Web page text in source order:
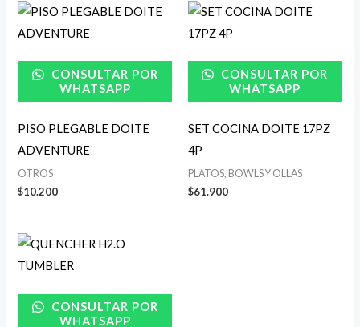
CONSULTAR POR
WHATSAPP
PISO PLEGABLE DOITE
ADVENTURE
OTROS
$10.200
CONSULTAR POR
WHATSAPP
SET COCINA DOITE 17PZ
4P
PLATOS, BOWLS Y OLLAS
$61.900
CONSULTAR POR
WHATSAPP
Rango
de
$46.900
hasta
$49.900